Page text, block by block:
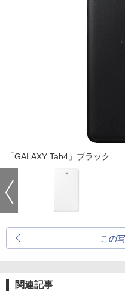
「GALAXY Tab4」ブラック
この
関連記事